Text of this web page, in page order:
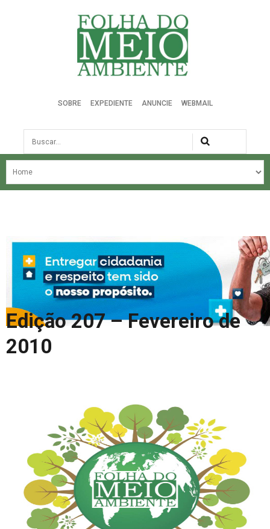
Folha do Meio Ambiente
SOBRE EXPEDIENTE ANUNCIE WEBMAIL
Busca
NOSSA HISTÓRIA
EDIÇÕES ANTERIORES
COLUNA DO MEIO
FALE CONOSCO
Edição 207 – Fevereiro de
2010